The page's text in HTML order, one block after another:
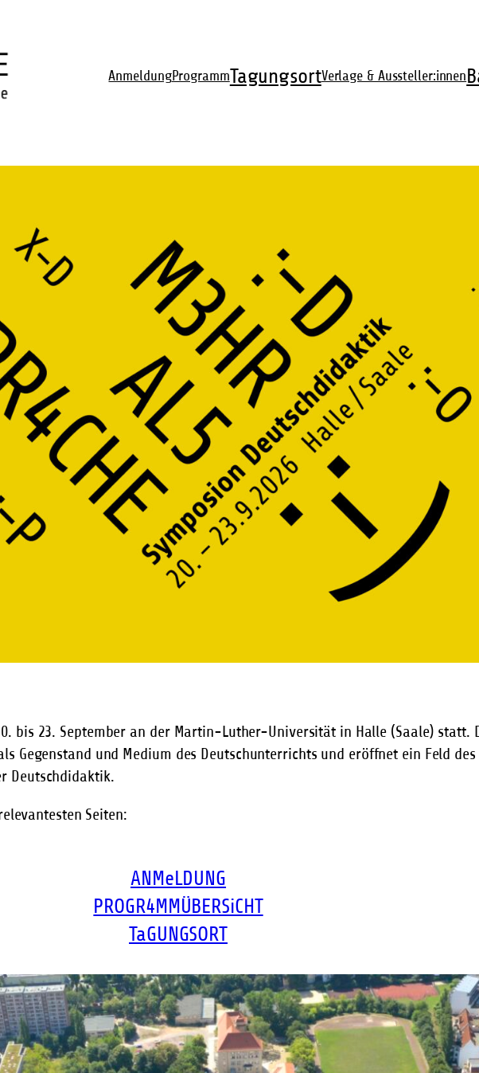
AnmeldungProgrammTagungsortVerlage & Aussteller:innen
bis 23. September an der Martin-Luther-Universität in Halle (Saale) statt.
Gegenstand und Medium des Deutschunterrichts und eröffnet ein Feld
Deutschdidaktik.
Seiten:
ANMeLDUNG
PROGR4MMÜBERSiCHT
TaGUNGSORT